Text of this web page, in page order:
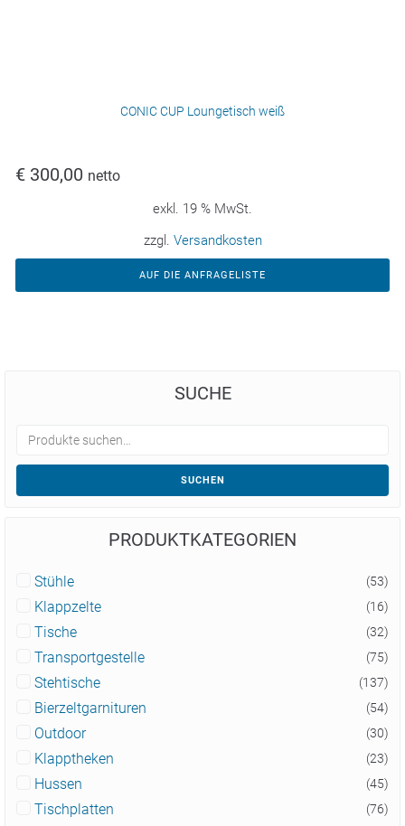
CONIC CUP Loungetisch weiß
€ 300,00 netto
exkl. 19 % MwSt.
zzgl. Versandkosten
AUF DIE ANFRAGELISTE
SUCHE
SUCHEN
PRODUKTKATEGORIEN
Stühle (53)
Klappzelte (16)
Tische (32)
Transportgestelle (75)
Stehtische (137)
Bierzeltgarnituren (54)
Outdoor (30)
Klapptheken (23)
Hussen (45)
Tischplatten (76)